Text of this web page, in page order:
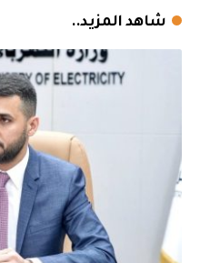
شاهد المزيد..